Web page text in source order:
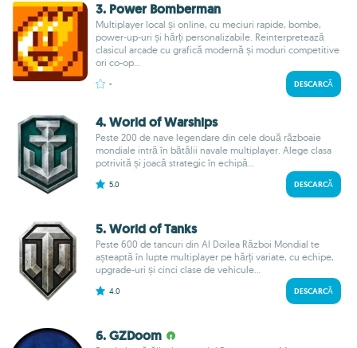
3. Power Bomberman
Multiplayer local și online, cu meciuri rapide, bombe,
power-up-uri și hărți personalizabile. Reinterpretează
clasicul arcade cu grafică modernă și moduri competitive
ori co-op...
- DESCARCĂ
4. World of Warships
Peste 200 de nave legendare din cele două războaie
mondiale intră în bătălii navale multiplayer. Alege clasa
potrivită și joacă strategic în echipă...
5.0 DESCARCĂ
5. World of Tanks
Peste 600 de tancuri din Al Doilea Război Mondial te
așteaptă în lupte multiplayer pe hărți variate, cu echipe,
upgrade-uri și cinci clase de vehicule...
4.0 DESCARCĂ
6. GZDoom